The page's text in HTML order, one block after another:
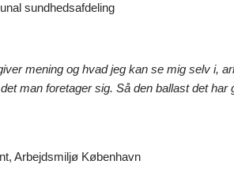
sundhedsafdeling
mening og hvad jeg kan se mig selv i,
man foretager sig. Så den ballast det
Arbejdsmiljø København